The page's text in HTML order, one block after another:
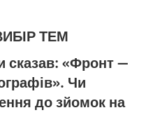
ТЕМ
сказав: «Фронт —
Чи
до зйомок на